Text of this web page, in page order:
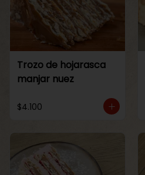
Trozo de hojarasca
manjar nuez
$4.100